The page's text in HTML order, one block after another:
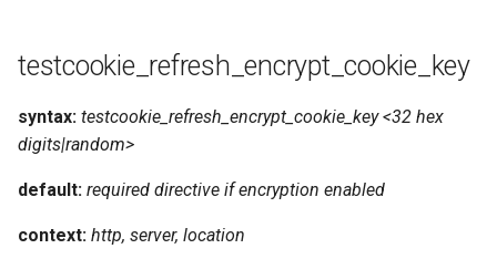
testcookie_refresh_encrypt_cookie_key
syntax: testcookie_refresh_encrypt_cookie_key <32 hex
digits|random>
default: required directive if encryption enabled
context: http, server, location